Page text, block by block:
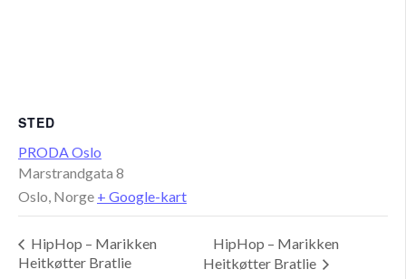
STED
PRODA Oslo
Marstrandgata 8
Oslo, Norge + Google-kart
HipHop – Marikken
Heitkøtter Bratlie
HipHop – Marikken
Heitkøtter Bratlie